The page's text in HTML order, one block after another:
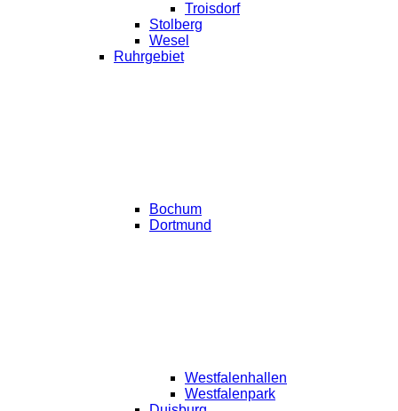
Troisdorf
Stolberg
Wesel
Ruhrgebiet
Bochum
Dortmund
Westfalenhallen
Westfalenpark